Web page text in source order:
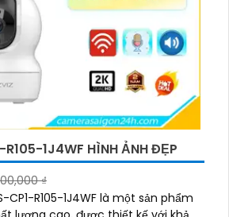
R105-1J4WF HÌNH ẢNH ĐẸP
₫
CP1-R105-1J4WF là một sản phẩm